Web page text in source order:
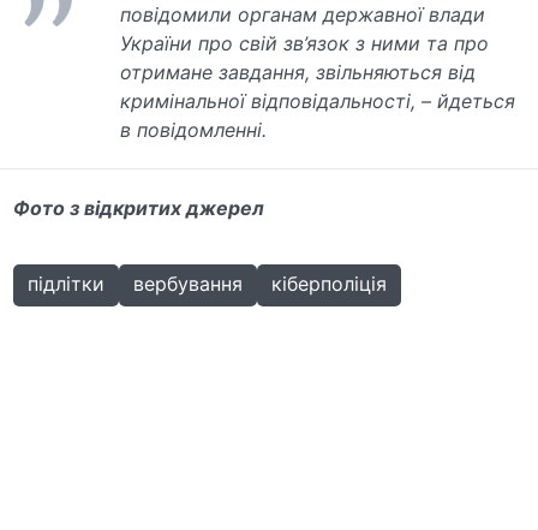
повідомили органам державної влади
України про свій зв’язок з ними та про
отримане завдання, звільняються від
кримінальної відповідальності, – йдеться
в повідомленні.
Фото з відкритих джерел
підлітки вербування кіберполіція